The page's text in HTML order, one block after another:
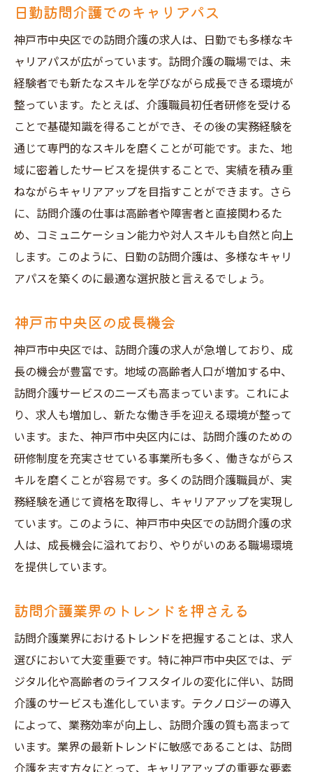
日勤訪問介護でのキャリアパス
神戸市中央区での訪問介護の求人は、日勤でも多様なキ
ャリアパスが広がっています。訪問介護の職場では、未
経験者でも新たなスキルを学びながら成長できる環境が
整っています。たとえば、介護職員初任者研修を受ける
ことで基礎知識を得ることができ、その後の実務経験を
通じて専門的なスキルを磨くことが可能です。また、地
域に密着したサービスを提供することで、実績を積み重
ねながらキャリアアップを目指すことができます。さら
に、訪問介護の仕事は高齢者や障害者と直接関わるた
め、コミュニケーション能力や対人スキルも自然と向上
します。このように、日勤の訪問介護は、多様なキャリ
アパスを築くのに最適な選択肢と言えるでしょう。
神戸市中央区の成長機会
神戸市中央区では、訪問介護の求人が急増しており、成
長の機会が豊富です。地域の高齢者人口が増加する中、
訪問介護サービスのニーズも高まっています。これによ
り、求人も増加し、新たな働き手を迎える環境が整って
います。また、神戸市中央区内には、訪問介護のための
研修制度を充実させている事業所も多く、働きながらス
キルを磨くことが容易です。多くの訪問介護職員が、実
務経験を通じて資格を取得し、キャリアアップを実現し
ています。このように、神戸市中央区での訪問介護の求
人は、成長機会に溢れており、やりがいのある職場環境
を提供しています。
訪問介護業界のトレンドを押さえる
訪問介護業界におけるトレンドを把握することは、求人
選びにおいて大変重要です。特に神戸市中央区では、デ
ジタル化や高齢者のライフスタイルの変化に伴い、訪問
介護のサービスも進化しています。テクノロジーの導入
によって、業務効率が向上し、訪問介護の質も高まって
います。業界の最新トレンドに敏感であることは、訪問
介護を志す方々にとって、キャリアアップの重要な要素